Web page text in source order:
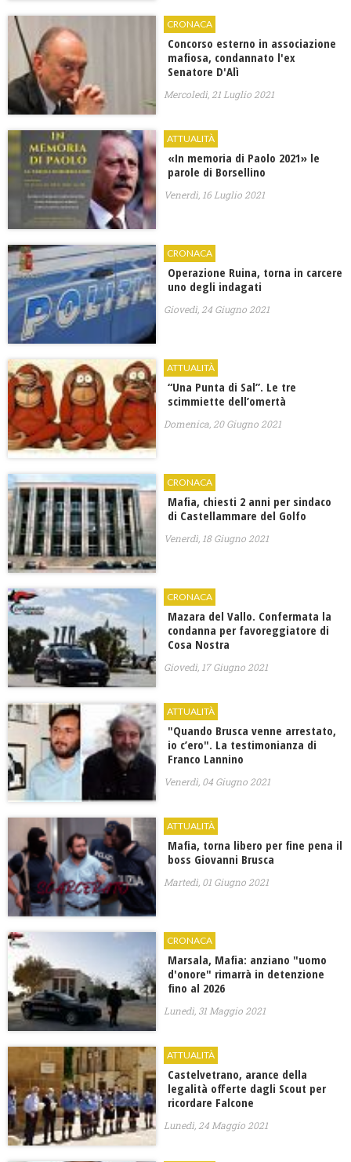
CRONACA
Concorso esterno in associazione
mafiosa, condannato l'ex
Senatore D'Alì
Mercoledì, 21 Luglio 2021
ATTUALITÀ
«In memoria di Paolo 2021» le
parole di Borsellino
Venerdì, 16 Luglio 2021
CRONACA
Operazione Ruina, torna in carcere
uno degli indagati
Giovedì, 24 Giugno 2021
ATTUALITÀ
“Una Punta di Sal”. Le tre
scimmiette dell’omertà
Domenica, 20 Giugno 2021
CRONACA
Mafia, chiesti 2 anni per sindaco
di Castellammare del Golfo
Venerdì, 18 Giugno 2021
CRONACA
Mazara del Vallo. Confermata la
condanna per favoreggiatore di
Cosa Nostra
Giovedì, 17 Giugno 2021
ATTUALITÀ
"​Quando Brusca venne arrestato,
io c’ero". La testimonianza di
Franco Lannino
Venerdì, 04 Giugno 2021
ATTUALITÀ
Mafia, torna libero per fine pena il
boss Giovanni Brusca
Martedì, 01 Giugno 2021
CRONACA
Marsala, Mafia: anziano "uomo
d'onore" rimarrà in detenzione
fino al 2026
Lunedì, 31 Maggio 2021
ATTUALITÀ
Castelvetrano, arance della
legalità offerte dagli Scout per
ricordare Falcone
Lunedì, 24 Maggio 2021